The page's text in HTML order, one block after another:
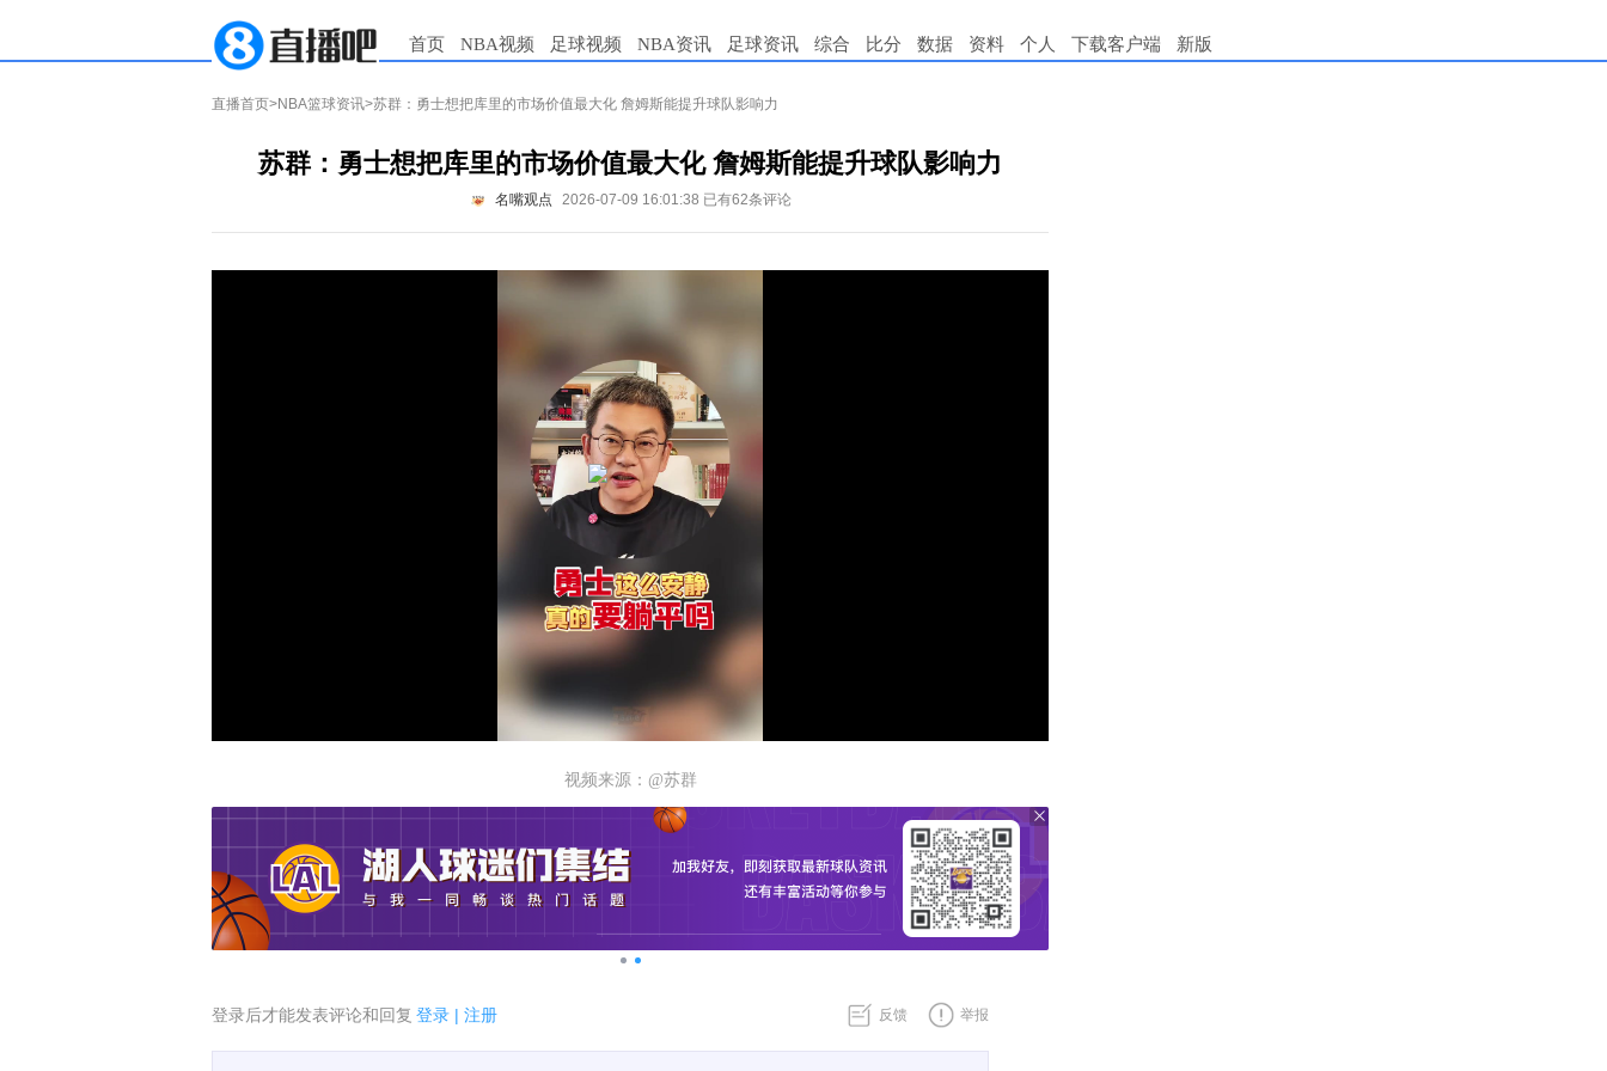
首页 NBA视频 足球视频 NBA资讯 足球资讯 综合 比分 数据 资料 个人 下载客户端 新版
直播首页>NBA篮球资讯>苏群：勇士想把库里的市场价值最大化 詹姆斯能提升球队影响力
苏群：勇士想把库里的市场价值最大化 詹姆斯能提升球队影响力
名嘴观点 2026-07-09 16:01:38 已有62条评论
视频来源：@苏群
登录后才能发表评论和回复 登录 | 注册 反馈 举报